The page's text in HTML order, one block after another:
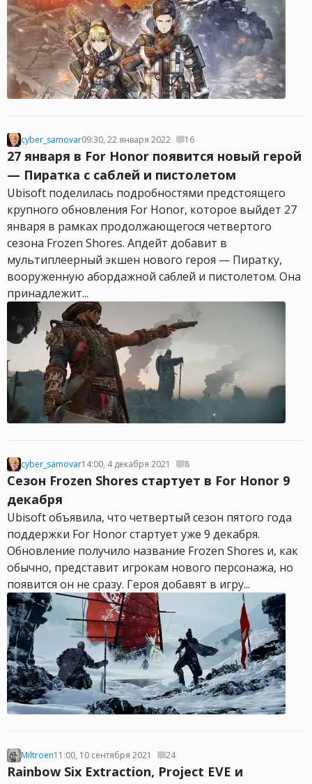
cyber_samovar09:30, 22 января 2022 16
27 января в For Honor появится новый герой
— Пиратка с саблей и пистолетом
Ubisoft поделилась подробностями предстоящего
крупного обновления For Honor, которое выйдет 27
января в рамках продолжающегося четвертого
сезона Frozen Shores. Апдейт добавит в
мультиплеерный экшен нового героя — Пиратку,
вооруженную абордажной саблей и пистолетом. Она
принадлежит...
cyber_samovar14:00, 4 декабря 2021 8
Сезон Frozen Shores стартует в For Honor 9
декабря
Ubisoft объявила, что четвертый сезон пятого года
поддержки For Honor стартует уже 9 декабря.
Обновление получило название Frozen Shores и, как
обычно, представит игрокам нового персонажа, но
появится он не сразу. Героя добавят в игру...
Miltroen11:00, 10 сентября 2021 24
Rainbow Six Extraction, Project EVE и